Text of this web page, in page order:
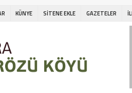
KÜNYE SİTENE EKLE GAZETELER